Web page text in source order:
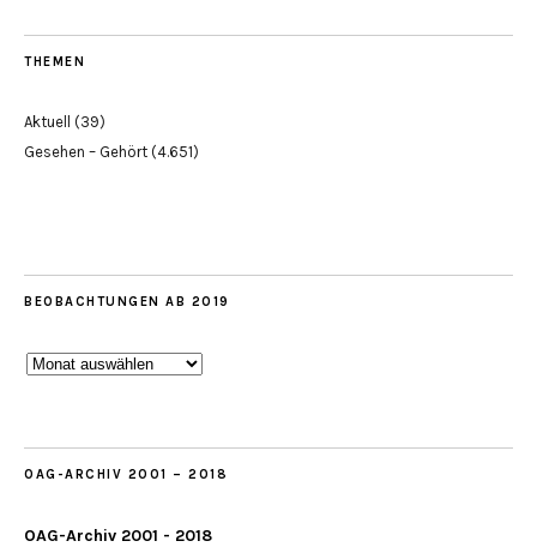
THEMEN
Aktuell (39)
Gesehen – Gehört (4.651)
BEOBACHTUNGEN AB 2019
Beobachtungen
OAG-ARCHIV 2001 – 2018
OAG-Archiv 2001 - 2018